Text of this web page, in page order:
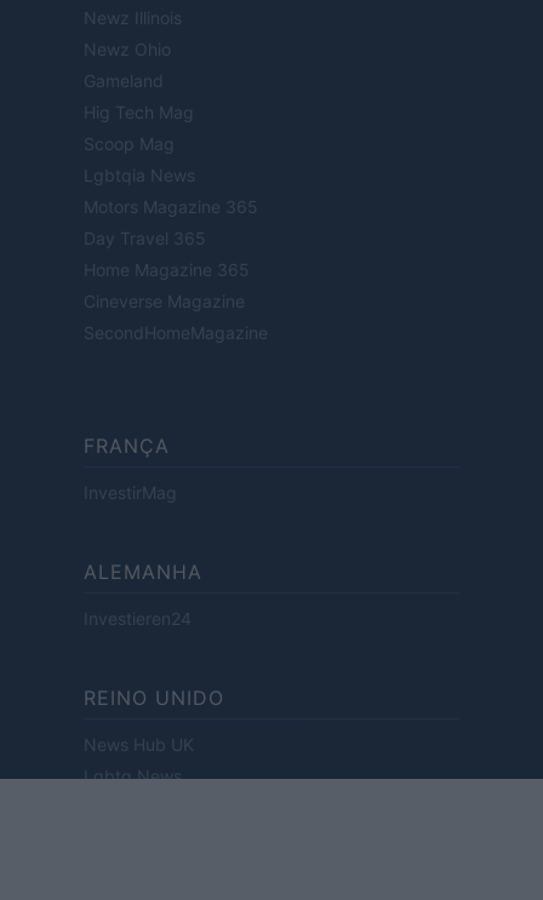
Newz Illinois
Newz Ohio
Gameland
Hig Tech Mag
Scoop Mag
Lgbtqia News
Motors Magazine 365
Day Travel 365
Home Magazine 365
Cineverse Magazine
SecondHomeMagazine
FRANÇA
InvestirMag
ALEMANHA
Investieren24
REINO UNIDO
News Hub UK
Lgbtq News